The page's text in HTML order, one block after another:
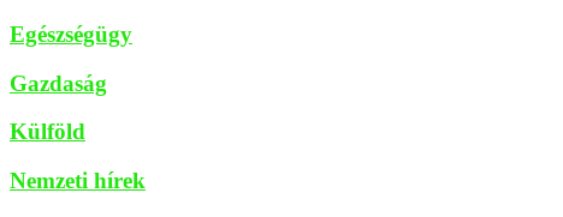
Egészségügy
Gazdaság
Külföld
Nemzeti hírek